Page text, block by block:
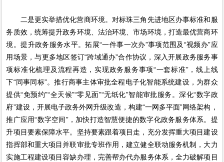
二是更实举措优化营商环境。对标珠三角先进地区办事标准和服
务质效，统筹提升政务环境、法治环境、市场环境，打造最优营商环
境。提升政务服务水平。拓展“一件事一次办”事项范围及“视频办”应
用场景，与更多地区签订“跨域通办”合作协议，深入开展政务服务事
项标准化梳理及流程再造，实现政务服务事项“一套标准”，线上线
下“同事同标”。推行商事主体审批全程电子化智能系统建设，为群众
提供“免预约”“全天候”“零见面”“无纸化”智能审批服务。深化“数字政
府”建设，开展电子政务外网升级改造，构建“一网多平面”网络架构，
推广应用“数字空间”，加快打造智慧便捷的数字化政务服务体系。提
升项目要素保障水平。坚持要素跟着项目走，充分发挥重大项目建设
指挥部和重大项目并联审批专班作用，建立健全联动服务机制，大力
实施工程建设项目容缺办理，完善帮办代办服务体系，全力破解项目